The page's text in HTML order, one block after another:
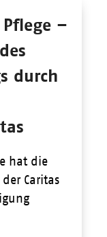
–
durch
hat die
Caritas